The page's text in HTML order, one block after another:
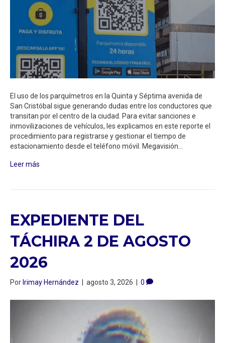
El uso de los parquímetros en la Quinta y Séptima avenida de
San Cristóbal sigue generando dudas entre los conductores que
transitan por el centro de la ciudad. Para evitar sanciones e
inmovilizaciones de vehículos, les explicamos en este reporte el
procedimiento para registrarse y gestionar el tiempo de
estacionamiento desde el teléfono móvil. Megavisión…
Leer más
EXPEDIENTE DEL
TÁCHIRA 2 DE AGOSTO
2026
PorIrimay Hernández | agosto 3, 2026 | 0